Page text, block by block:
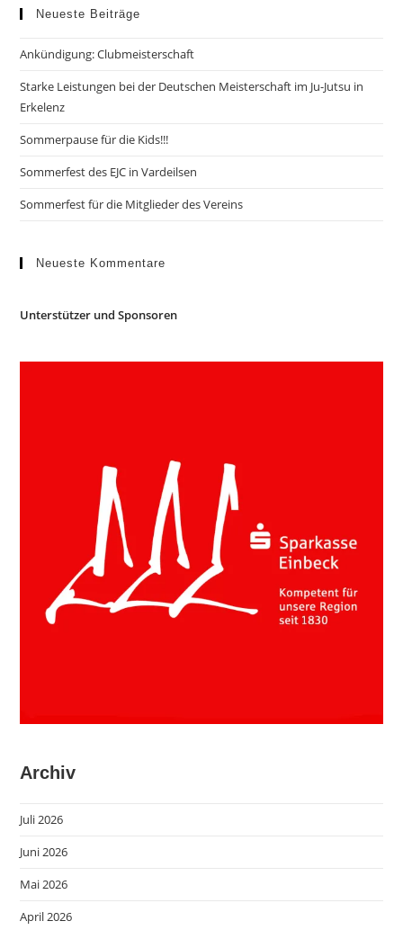
Neueste Beiträge
Ankündigung: Clubmeisterschaft
Starke Leistungen bei der Deutschen Meisterschaft im Ju-Jutsu in
Erkelenz
Sommerpause für die Kids!!!
Sommerfest des EJC in Vardeilsen
Sommerfest für die Mitglieder des Vereins
Neueste Kommentare
Unterstützer und Sponsoren
Archiv
Juli 2026
Juni 2026
Mai 2026
April 2026